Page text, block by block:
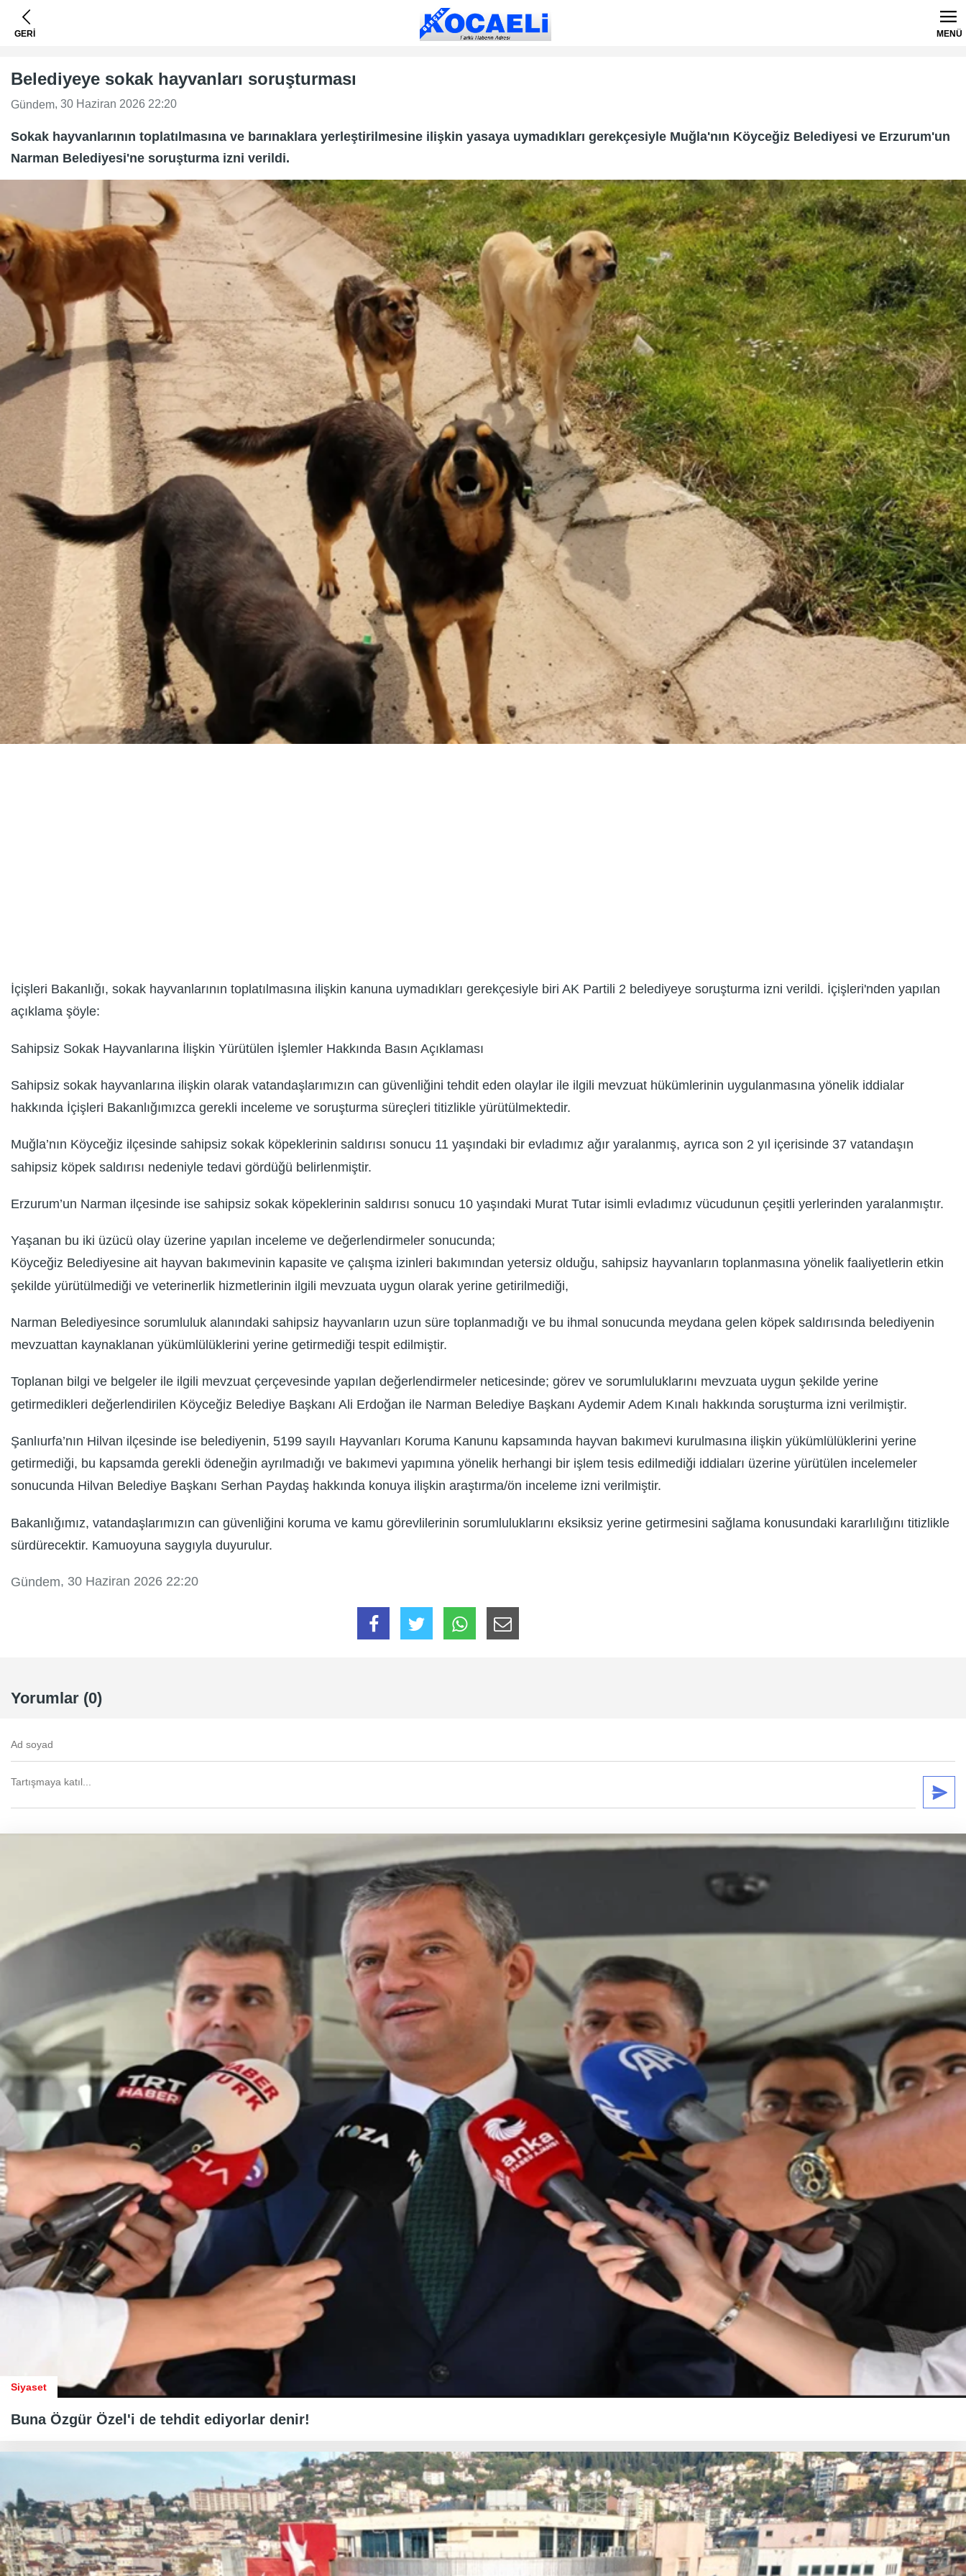
GERİ MENÜ
Belediyeye sokak hayvanları soruşturması
Gündem, 30 Haziran 2026 22:20
Sokak hayvanlarının toplatılmasına ve barınaklara yerleştirilmesine ilişkin yasaya uymadıkları gerekçesiyle Muğla'nın Köyceğiz Belediyesi ve Erzurum'un
Narman Belediyesi'ne soruşturma izni verildi.
İçişleri Bakanlığı, sokak hayvanlarının toplatılmasına ilişkin kanuna uymadıkları gerekçesiyle biri AK Partili 2 belediyeye soruşturma izni verildi. İçişleri'nden yapılan
açıklama şöyle:
Sahipsiz Sokak Hayvanlarına İlişkin Yürütülen İşlemler Hakkında Basın Açıklaması
Sahipsiz sokak hayvanlarına ilişkin olarak vatandaşlarımızın can güvenliğini tehdit eden olaylar ile ilgili mevzuat hükümlerinin uygulanmasına yönelik iddialar
hakkında İçişleri Bakanlığımızca gerekli inceleme ve soruşturma süreçleri titizlikle yürütülmektedir.
Muğla’nın Köyceğiz ilçesinde sahipsiz sokak köpeklerinin saldırısı sonucu 11 yaşındaki bir evladımız ağır yaralanmış, ayrıca son 2 yıl içerisinde 37 vatandaşın
sahipsiz köpek saldırısı nedeniyle tedavi gördüğü belirlenmiştir.
Erzurum’un Narman ilçesinde ise sahipsiz sokak köpeklerinin saldırısı sonucu 10 yaşındaki Murat Tutar isimli evladımız vücudunun çeşitli yerlerinden yaralanmıştır.
Yaşanan bu iki üzücü olay üzerine yapılan inceleme ve değerlendirmeler sonucunda;
Köyceğiz Belediyesine ait hayvan bakımevinin kapasite ve çalışma izinleri bakımından yetersiz olduğu, sahipsiz hayvanların toplanmasına yönelik faaliyetlerin etkin
şekilde yürütülmediği ve veterinerlik hizmetlerinin ilgili mevzuata uygun olarak yerine getirilmediği,
Narman Belediyesince sorumluluk alanındaki sahipsiz hayvanların uzun süre toplanmadığı ve bu ihmal sonucunda meydana gelen köpek saldırısında belediyenin
mevzuattan kaynaklanan yükümlülüklerini yerine getirmediği tespit edilmiştir.
Toplanan bilgi ve belgeler ile ilgili mevzuat çerçevesinde yapılan değerlendirmeler neticesinde; görev ve sorumluluklarını mevzuata uygun şekilde yerine
getirmedikleri değerlendirilen Köyceğiz Belediye Başkanı Ali Erdoğan ile Narman Belediye Başkanı Aydemir Adem Kınalı hakkında soruşturma izni verilmiştir.
Şanlıurfa’nın Hilvan ilçesinde ise belediyenin, 5199 sayılı Hayvanları Koruma Kanunu kapsamında hayvan bakımevi kurulmasına ilişkin yükümlülüklerini yerine
getirmediği, bu kapsamda gerekli ödeneğin ayrılmadığı ve bakımevi yapımına yönelik herhangi bir işlem tesis edilmediği iddiaları üzerine yürütülen incelemeler
sonucunda Hilvan Belediye Başkanı Serhan Paydaş hakkında konuya ilişkin araştırma/ön inceleme izni verilmiştir.
Bakanlığımız, vatandaşlarımızın can güvenliğini koruma ve kamu görevlilerinin sorumluluklarını eksiksiz yerine getirmesini sağlama konusundaki kararlılığını titizlikle
sürdürecektir. Kamuoyuna saygıyla duyurulur.
Gündem, 30 Haziran 2026 22:20
Yorumlar (0)
Siyaset
Buna Özgür Özel'i de tehdit ediyorlar denir!